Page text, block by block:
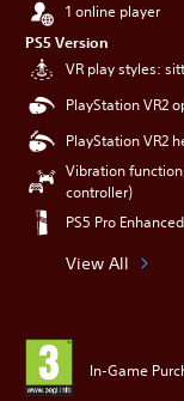
1 online player
PS5 Version
VR play styles:
PlayStation VR2
PlayStation VR2
Vibration
controller)
PS5 Pro Enhanced
View All
In-Game